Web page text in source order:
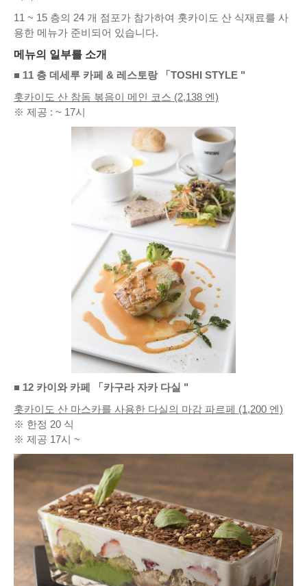
11 ~ 15 층의 24 개 점포가 참가하여 홋카이도 산 식재료를 사
용한 메뉴가 준비되어 있습니다.
메뉴의 일부를 소개
■ 11 층 데세루 카페 & 레스토랑 「TOSHI STYLE "
홋카이도 산 참돔 볶음이 메인 코스 (2,138 엔)
※ 제공 : ~ 17시
■ 12 카이와 카페 「카구라 자카 다실 "
홋카이도 산 마스카를 사용한 다실의 마감 파르페 (1,200 엔)
※ 한정 20 식
※ 제공 17시 ~